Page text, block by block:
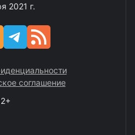
2021 г.
соглашение